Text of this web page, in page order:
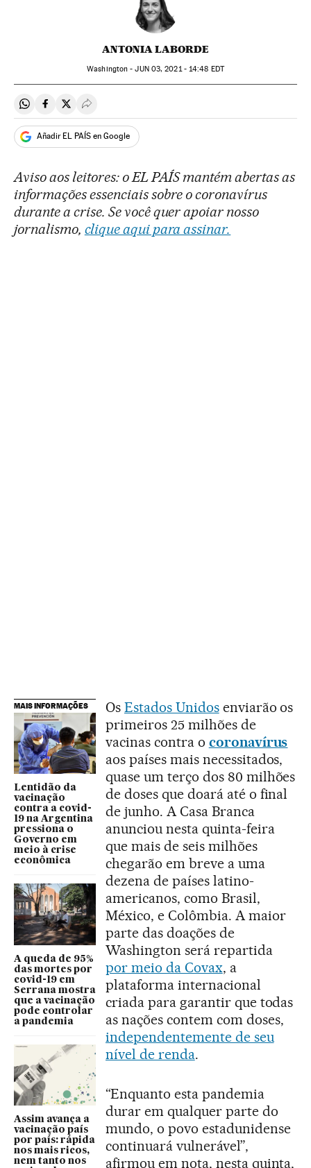
ANTONIA LABORDE
Washington -JUN03, 2021 - 14:48 EDT
Compartir en Whatsapp
Compartir en Facebook
Compartir en Twitter
Desplegar Redes Sociales
Añadir EL PAÍS en Google
Aviso aos leitores: o EL PAÍS mantém abertas as
informações essenciais sobre o coronavírus
durante a crise. Se você quer apoiar nosso
jornalismo, clique aqui para assinar.
MAIS INFORMAÇÕES
Lentidão da
vacinação
contra a covid-
19 na Argentina
pressiona o
Governo em
meio à crise
econômica
A queda de 95%
das mortes por
covid-19 em
Serrana mostra
que a vacinação
pode controlar
a pandemia
Assim avança a
vacinação país
por país: rápida
nos mais ricos,
nem tanto nos
Os Estados Unidosenviarão os
primeiros 25 milhões de
vacinas contra o coronavírus
aos países mais necessitados,
quase um terço dos 80 milhões
de doses que doará até o final
de junho. A Casa Branca
anunciou nesta quinta-feira
que mais de seis milhões
chegarão em breve a uma
dezena de países latino-
americanos, como Brasil,
México, e Colômbia. A maior
parte das doações de
Washington será repartida
por meio da Covax, a
plataforma internacional
criada para garantir que todas
as nações contem com doses,
independentemente de seu
nível de renda.
“Enquanto esta pandemia
durar em qualquer parte do
mundo, o povo estadunidense
continuará vulnerável”,
afirmou em nota, nesta quinta,